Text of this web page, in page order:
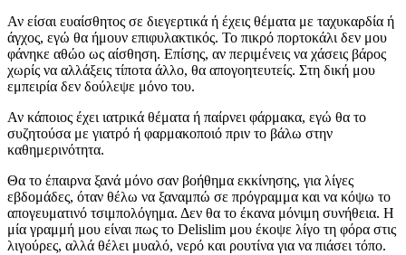
Αν είσαι ευαίσθητος σε διεγερτικά ή έχεις θέματα με ταχυκαρδία ή
άγχος, εγώ θα ήμουν επιφυλακτικός. Το πικρό πορτοκάλι δεν μου
φάνηκε αθώο ως αίσθηση. Επίσης, αν περιμένεις να χάσεις βάρος
χωρίς να αλλάξεις τίποτα άλλο, θα απογοητευτείς. Στη δική μου
εμπειρία δεν δούλεψε μόνο του.
Αν κάποιος έχει ιατρικά θέματα ή παίρνει φάρμακα, εγώ θα το
συζητούσα με γιατρό ή φαρμακοποιό πριν το βάλω στην
καθημερινότητα.
Θα το έπαιρνα ξανά μόνο σαν βοήθημα εκκίνησης, για λίγες
εβδομάδες, όταν θέλω να ξαναμπώ σε πρόγραμμα και να κόψω το
απογευματινό τσιμπολόγημα. Δεν θα το έκανα μόνιμη συνήθεια. Η
μία γραμμή μου είναι πως το Delislim μου έκοψε λίγο τη φόρα στις
λιγούρες, αλλά θέλει μυαλό, νερό και ρουτίνα για να πιάσει τόπο.